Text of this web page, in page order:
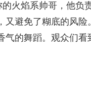
的火焰系帅哥，他
又避免了糊底的风
的舞蹈。观众们